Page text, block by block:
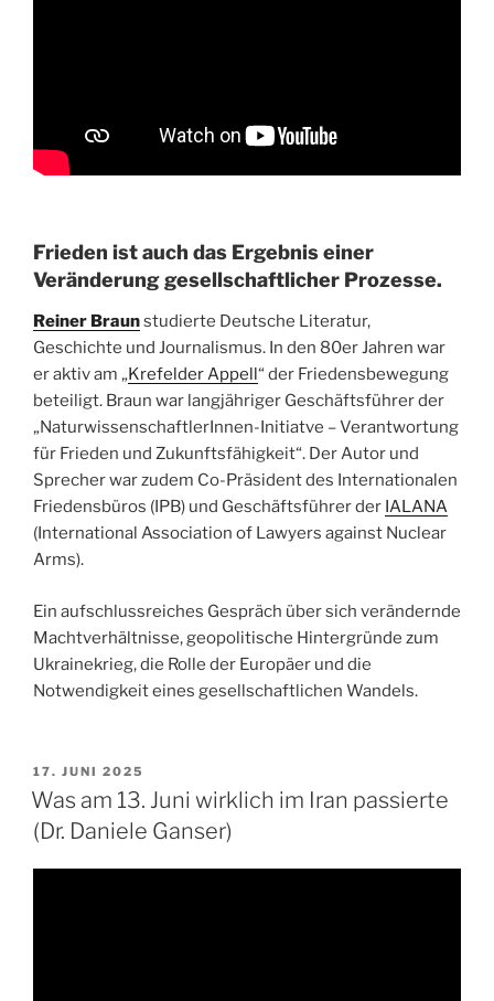
Frieden ist auch das Ergebnis einer
Veränderung gesellschaftlicher Prozesse.
Reiner Braunstudierte Deutsche Literatur,
Geschichte und Journalismus. In den 80er Jahren war
er aktiv am „Krefelder Appell“ der Friedensbewegung
beteiligt. Braun war langjähriger Geschäftsführer der
„NaturwissenschaftlerInnen-Initiatve – Verantwortung
für Frieden und Zukunftsfähigkeit“. Der Autor und
Sprecher war zudem Co-Präsident des Internationalen
Friedensbüros (IPB) und Geschäftsführer der IALANA
(International Association of Lawyers against Nuclear
Arms).
Ein aufschlussreiches Gespräch über sich verändernde
Machtverhältnisse, geopolitische Hintergründe zum
Ukrainekrieg, die Rolle der Europäer und die
Notwendigkeit eines gesellschaftlichen Wandels.
VERÖFFENTLICHT
AM
17. JUNI 2025
Was am 13. Juni wirklich im Iran passierte
(Dr. Daniele Ganser)